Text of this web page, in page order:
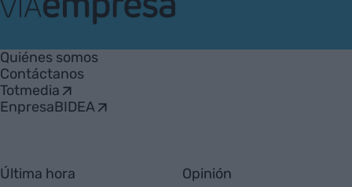
Empresa
Quiénes somos
Contáctanos
Totmedia
EnpresaBIDEA
Última hora Opinión